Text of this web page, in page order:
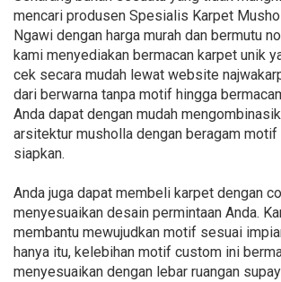
mencari produsen Spesialis Karpet
Ngawi dengan harga murah dan bermutu
kami menyediakan bermacan karpet unik
cek secara mudah lewat website
dari berwarna tanpa motif hingga
Anda dapat dengan mudah
arsitektur musholla dengan beragam motif
siapkan.
Anda juga dapat membeli karpet dengan
menyesuaikan desain permintaan Anda.
membantu mewujudkan motif sesuai
hanya itu, kelebihan motif custom ini
menyesuaikan dengan lebar ruangan